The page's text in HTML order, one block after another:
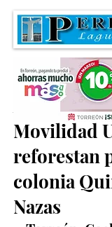
Agentes
Movilidad
reforestan
colonia
Nazas